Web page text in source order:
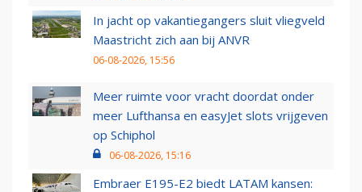
In jacht op vakantiegangers sluit vliegveld
Maastricht zich aan bij ANVR
06-08-2026, 15:56
Meer ruimte voor vracht doordat onder
meer Lufthansa en easyJet slots vrijgeven
op Schiphol
06-08-2026, 15:16
Embraer E195-E2 biedt LATAM kansen: